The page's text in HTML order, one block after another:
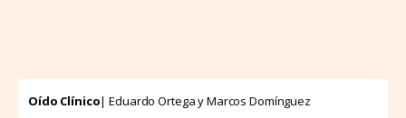
Oído Clínico| Eduardo Ortega y Marcos Domínguez